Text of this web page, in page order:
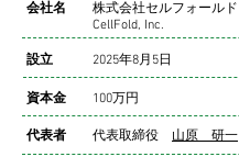
会社名 株式会社セルフォールド
CellFold, Inc.
設立 2025年8月5日
資本金 100万円
代表者 代表取締役 山原 研一